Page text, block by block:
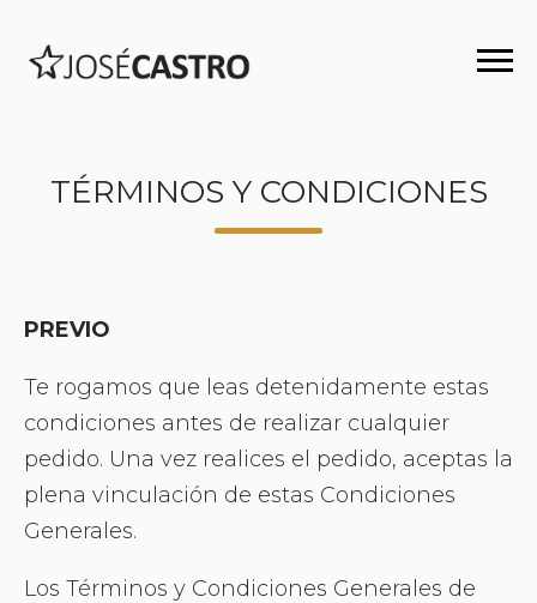
TÉRMINOS Y CONDICIONES
PREVIO
Te rogamos que leas detenidamente estas
condiciones antes de realizar cualquier
pedido. Una vez realices el pedido, aceptas la
plena vinculación de estas Condiciones
Generales.
Los Términos y Condiciones Generales de